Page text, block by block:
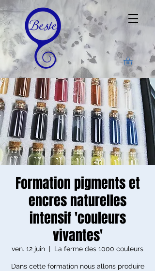
Formation pigments et
encres naturelles
intensif 'couleurs
vivantes'
ven. 12 juin
  |
La ferme des 1000 couleurs
Dans cette formation nous allons produire